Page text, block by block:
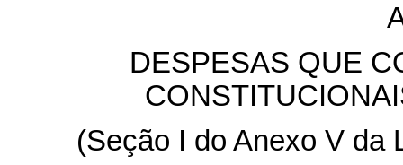
DESPESAS QUE
(Seção I do Anexo V da